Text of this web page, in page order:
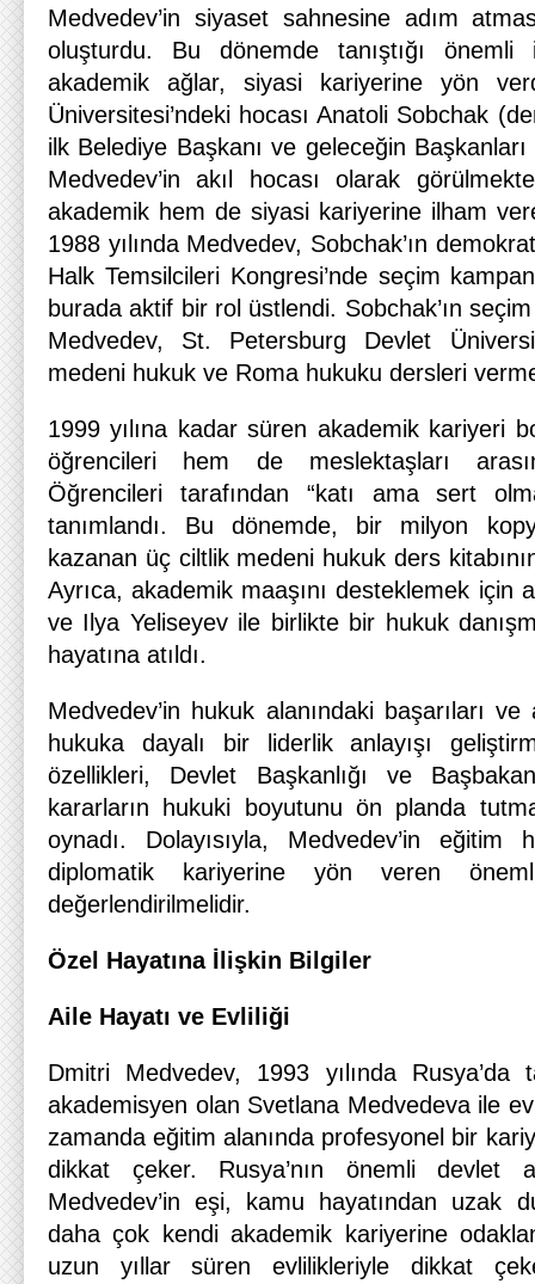
Medvedev’in siyaset sahnesine adım
oluşturdu. Bu dönemde tanıştığı
akademik ağlar, siyasi kariyerine yön
Üniversitesi’ndeki hocası Anatoli Sobchak
ilk Belediye Başkanı ve geleceğin
Medvedev’in akıl hocası olarak
akademik hem de siyasi kariyerine ilham
1988 yılında Medvedev, Sobchak’ın
Halk Temsilcileri Kongresi’nde seçim
burada aktif bir rol üstlendi. Sobchak’ın
Medvedev, St. Petersburg Devlet
medeni hukuk ve Roma hukuku dersleri
1999 yılına kadar süren akademik kariyeri
öğrencileri hem de meslektaşları
Öğrencileri tarafından “katı ama sert
tanımlandı. Bu dönemde, bir milyon
kazanan üç ciltlik medeni hukuk ders
Ayrıca, akademik maaşını desteklemek için
ve Ilya Yeliseyev ile birlikte bir hukuk
hayatına atıldı.
Medvedev’in hukuk alanındaki başarıları
hukuka dayalı bir liderlik anlayışı
özellikleri, Devlet Başkanlığı ve
kararların hukuki boyutunu ön planda
oynadı. Dolayısıyla, Medvedev’in
diplomatik kariyerine yön veren
değerlendirilmelidir.
Özel Hayatına İlişkin Bilgiler
Aile Hayatı ve Evliliği
Dmitri Medvedev, 1993 yılında Rusya’da
akademisyen olan Svetlana Medvedeva ile
zamanda eğitim alanında profesyonel bir
dikkat çeker. Rusya’nın önemli devlet
Medvedev’in eşi, kamu hayatından uzak
daha çok kendi akademik kariyerine
uzun yıllar süren evlilikleriyle dikkat